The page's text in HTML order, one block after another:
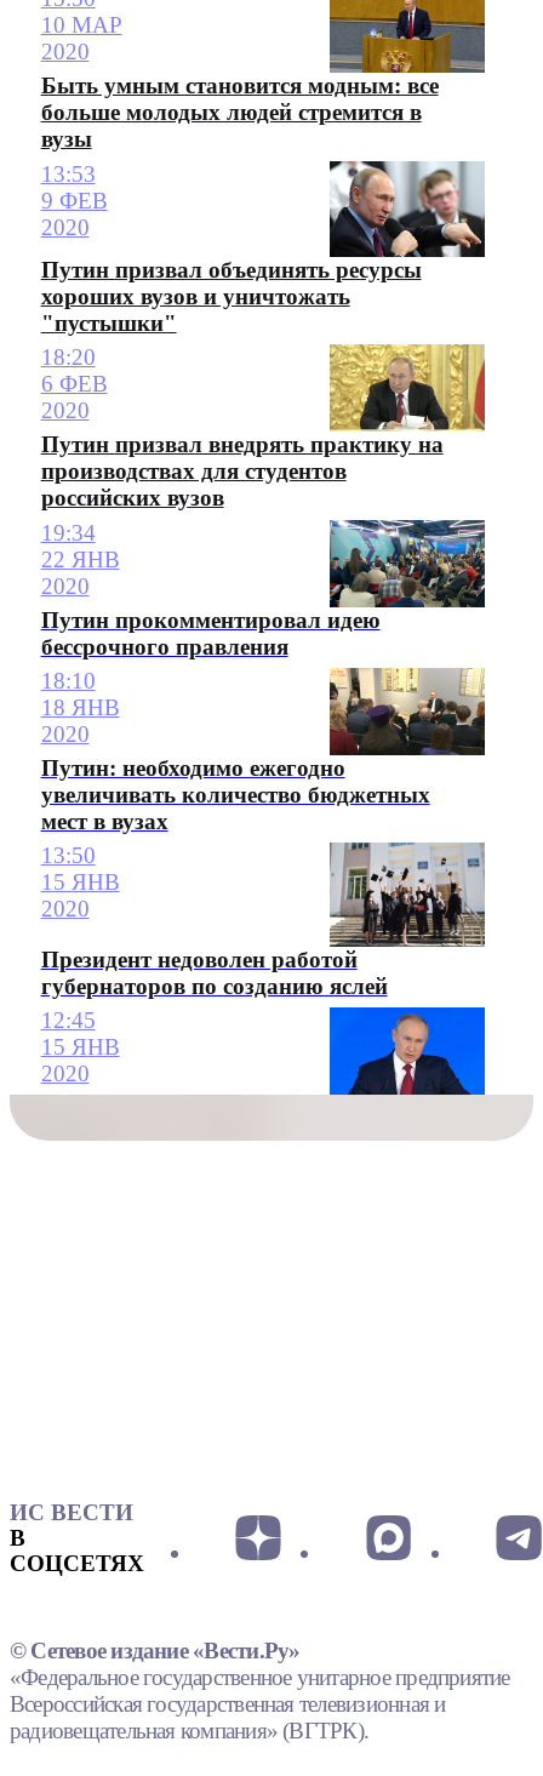
10 МАР
2020
Быть умным становится модным: все
больше молодых людей стремится в
вузы
13:53
9 ФЕВ
2020
Путин призвал объединять ресурсы
хороших вузов и уничтожать
"пустышки"
18:20
6 ФЕВ
2020
Путин призвал внедрять практику на
производствах для студентов
российских вузов
19:34
22 ЯНВ
2020
Путин прокомментировал идею
бессрочного правления
18:10
18 ЯНВ
2020
Путин: необходимо ежегодно
увеличивать количество бюджетных
мест в вузах
13:50
15 ЯНВ
2020
Президент недоволен работой
губернаторов по созданию яслей
12:45
15 ЯНВ
2020
ИС ВЕСТИ
В
СОЦСЕТЯХ
© Сетевое издание «Вести.Ру»
«Федеральное государственное унитарное предприятие
Всероссийская государственная телевизионная и
радиовещательная компания» (ВГТРК).